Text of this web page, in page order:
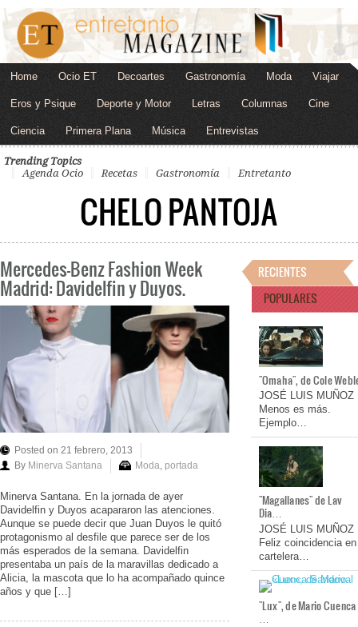
Home Ocio ET Decoartes Gastronomía Moda Viajar
Eros y Psique Deporte y Motor Letras Columnas Cine
Ciencia Primera Plana Música Entrevistas
Trending Topics
Agenda Ocio
Recetas Gastronomía Entretanto
CHELO PANTOJA
Mercedes-Benz Fashion Week
Madrid: Davidelfin y Duyos.
Posted on 21 febrero, 2013
By Minerva Santana Moda, portada
Minerva Santana. En la jornada de ayer
Davidelfin y Duyos acapararon las atenciones.
Aunque se puede decir que Juan Duyos le quitó
protagonismo al desfile que parece ser de los
más esperados de la semana. Davidelfin
presentaba un país de la maravillas dedicado a
Alicia, la mascota que lo ha acompañado quince
años y que […]
RECIENTES
POPULARES
"Omaha", de Cole
JOSÉ LUIS MUÑOZ
Menos es más.
Ejemplo…
"Magallanes" de Lav
Dia…
JOSÉ LUIS MUÑOZ
Feliz coincidencia en
cartelera…
"Lux", de Mario Cuenca
…